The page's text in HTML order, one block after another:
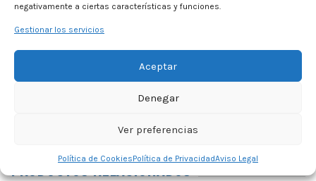
negativamente a ciertas características y funciones.
Gestionar los servicios
Aceptar
Denegar
Ver preferencias
Política de CookiesPolítica de PrivacidadAviso Legal
PRODUCTOS RELACIONADOS